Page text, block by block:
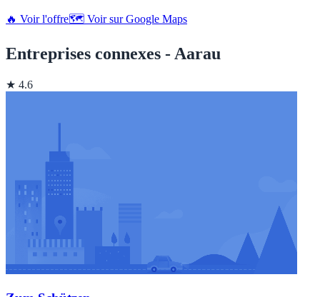
🔥 Voir l'offre🗺️ Voir sur Google Maps
Entreprises connexes - Aarau
★ 4.6